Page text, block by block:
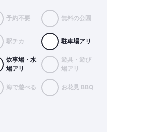
予約不要 無料の公園
駅チカ 駐車場アリ
炊事場・水
場アリ
遊具・遊び
場アリ
海で遊べる お花見 BBQ